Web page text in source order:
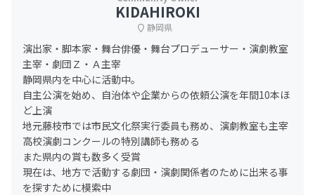
KIDAHIROKI
静岡県
演出家・脚本家・舞台俳優・舞台プロデューサー・演劇教室
主宰・劇団Ｚ・Ａ主宰
静岡県内を中心に活動中。
自主公演を始め、自治体や企業からの依頼公演を年間10本ほ
ど上演
地元藤枝市では市民文化祭実行委員も務め、演劇教室も主宰
高校演劇コンクールの特別講師も務める
また県内の賞も数多く受賞
現在は、地方で活動する劇団・演劇関係者のために出来る事
を探すために模索中